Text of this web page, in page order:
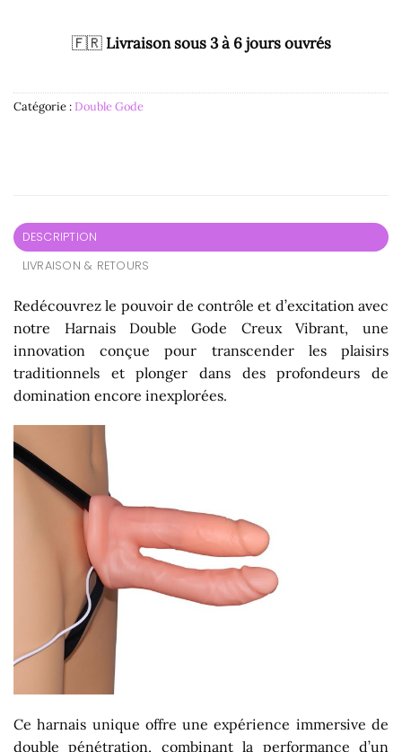
🇫🇷 Livraison sous 3 à 6 jours ouvrés
Catégorie :Double Gode
DESCRIPTION
LIVRAISON & RETOURS
Redécouvrez le pouvoir de contrôle et d’excitation avec
notre Harnais Double Gode Creux Vibrant, une
innovation conçue pour transcender les plaisirs
traditionnels et plonger dans des profondeurs de
domination encore inexplorées.
Ce harnais unique offre une expérience immersive de
double pénétration, combinant la performance d’un